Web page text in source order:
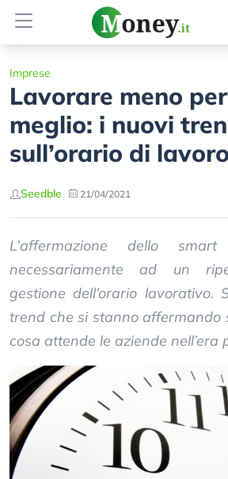
Imprese
Lavorare meno
meglio: i nuovi
sull’orario di lavoro
Seedble 21/04/2021
L’affermazione dello
necessariamente ad un
gestione dell’orario lavorativo.
trend che si stanno affermando
cosa attende le aziende nell’era